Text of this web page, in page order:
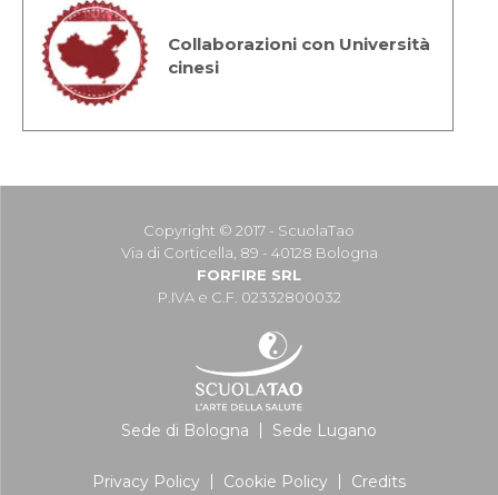
Collaborazioni con Università
cinesi
Copyright © 2017 - ScuolaTao
Via di Corticella, 89 - 40128 Bologna
FORFIRE SRL
P.IVA e C.F. 02332800032
Sede di Bologna Sede Lugano
Privacy Policy Cookie Policy Credits